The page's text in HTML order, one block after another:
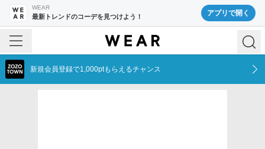
WEAR
最新トレンドのコーデを見つけよう！ アプリで開く
新規会員登録で1,000ptもらえるチャンス